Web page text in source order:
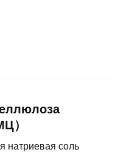
）
натриевая соль